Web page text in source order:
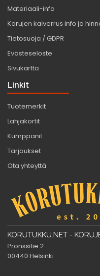
Materiaali-info
Korujen kaiverrus info ja
Tietosuoja / GDPR
Evästeseloste
Sivukartta
Linkit
Tuotemerkit
Lahjakortit
Kumppanit
Tarjoukset
Ota yhteyttä
KORUTUKKU.NET -
Pronssitie 2
00440 Helsinki